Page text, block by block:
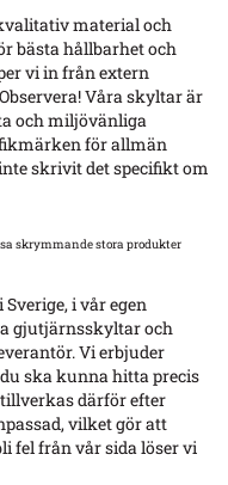
material och
bästa hållbarhet och
vi in från extern
Våra skyltar är
och miljövänliga
för allmän
skrivit det specifikt om
skrymmande stora produkter
i vår egen
gjutjärnsskyltar och
Vi erbjuder
ska kunna hitta precis
därför efter
vilket gör att
fel från vår sida löser vi